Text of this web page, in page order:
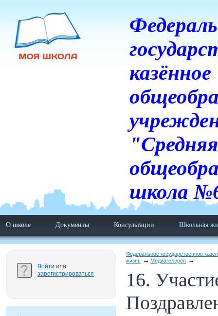
казённое
"Средняя
школа
О школе Документы Консультации Школьная
Войти или
зарегистрироваться
Федеральное государственное
жизнь
Медиагелерея
16.